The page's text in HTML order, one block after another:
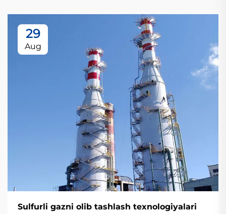
29
Aug
Sulfurli gazni olib tashlash texnologiyalari